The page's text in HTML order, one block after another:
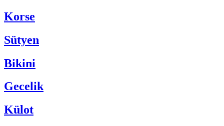
Korse
Sütyen
Bikini
Gecelik
Külot